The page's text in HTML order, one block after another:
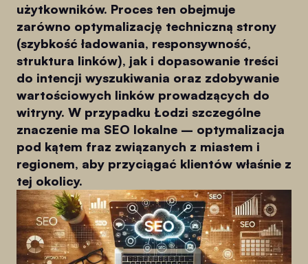
użytkowników. Proces ten obejmuje
zarówno optymalizację techniczną strony
(szybkość ładowania, responsywność,
struktura linków), jak i dopasowanie treści
do intencji wyszukiwania oraz zdobywanie
wartościowych linków prowadzących do
witryny. W przypadku Łodzi szczególne
znaczenie ma SEO lokalne – optymalizacja
pod kątem fraz związanych z miastem i
regionem, aby przyciągać klientów właśnie z
tej okolicy.